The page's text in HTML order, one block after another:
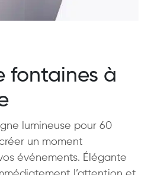
fontaines à
lumineuse pour 60
un moment
événements. Élégante